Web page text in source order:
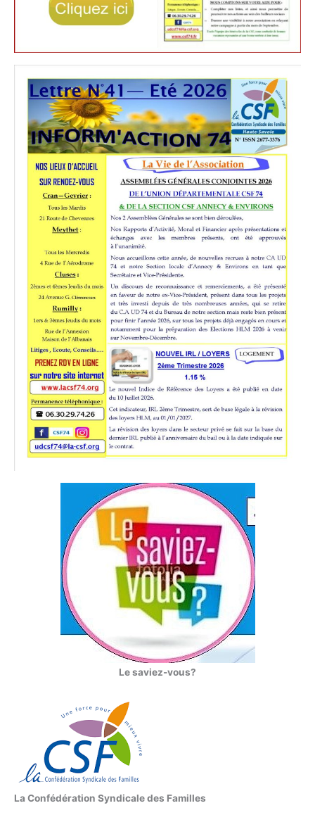
Le saviez-vous?
La Confédération Syndicale des Familles